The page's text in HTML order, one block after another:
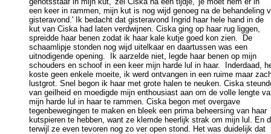
een keer in rammen, mijn kut is nog wijd genoeg na de behandeling
gisteravond.' Ik bedacht dat gisteravond Ingrid haar hele hand in de
kut van Ciska had laten verdwijnen. Ciska ging op haar rug liggen,
spreidde haar benen zodat ik haar kale kutje goed kon zien.  De
schaamlipje stonden nog wijd uitelkaar en daartussen was een
uitnodigende opening.  Ik aarzelde niet, legde haar benen op mijn
schouders en schoof in een keer mijn harde lul in haar.  Inderdaad,
koste geen enkele moeite, ik werd ontvangen in een ruime maar
lustgrot. Snel begon ik haar met grote halen te neuken. Ciska
van geilheid en moedigde mijn enthousiast aan om de volle lengte
mijn harde lul in haar te rammen. Ciska begon met overgave
tegenbewegingen te maken en bleek een prima beheersing van haar
kutspieren te hebben, want ze klemde heerlijk strak om mijn lul. En
terwijl ze even tevoren nog zo ver open stond. Het was duidelijk dat